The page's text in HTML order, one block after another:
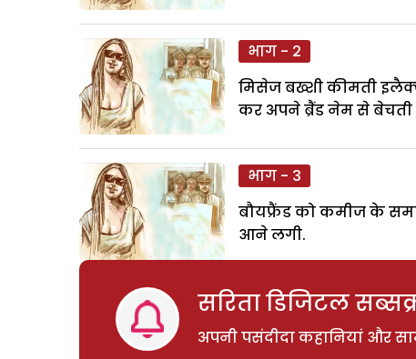
भाग - 2
मिसेज बख्शी कीमती
कर अपने ब्रैंड नेम से बेचती
भाग - 3
बौयफ्रैंड को कमीज के
आने लगी.
सरिता डिजिटल
अपनी पसंदीदा कहानियां और